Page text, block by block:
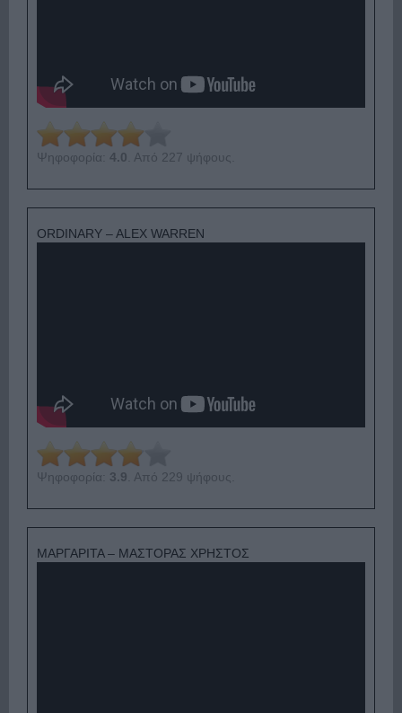
Ψηφοφορία: 4.0 . Από 227 ψήφους.
ORDINARY – ALEX WARREN
Ψηφοφορία: 3.9 . Από 229 ψήφους.
ΜΑΡΓΑΡΙΤΑ – ΜΑΣΤΟΡΑΣ ΧΡΗΣΤΟΣ